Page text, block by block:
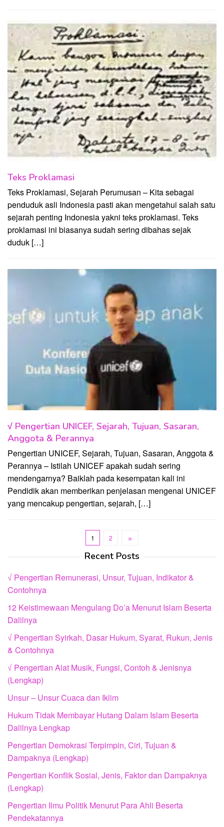
Teks Proklamasi
Teks Proklamasi, Sejarah Perumusan – Kita sebagai
penduduk asli Indonesia pasti akan mengetahui salah satu
sejarah penting Indonesia yakni teks proklamasi. Teks
proklamasi ini biasanya sudah sering dibahas sejak
duduk […]
√ Pengertian UNICEF, Sejarah, Tujuan, Sasaran,
Anggota & Perannya
Pengertian UNICEF, Sejarah, Tujuan, Sasaran, Anggota &
Perannya – Istilah UNICEF apakah sudah sering
mendengarnya? Baiklah pada kesempatan kali ini
Pendidik akan memberikan penjelasan mengenai UNICEF
yang mencakup pengertian, sejarah, […]
1 2
Recent Posts
√ Pengertian Remunerasi, Unsur, Tujuan, Indikator &
Contohnya
12 Keistimewaan Mengulang Do’a Menurut Islam Beserta
Dalilnya
√ Pengertian Syirkah, Dasar Hukum, Syarat, Rukun, Jenis
& Contohnya
√ Pengertian Alat Musik, Fungsi, Contoh & Jenisnya
(Lengkap)
Unsur – Unsur Cuaca dan Iklim
Hukum Tidak Membayar Hutang Dalam Islam Beserta
Dalilnya Lengkap
Pengertian Demokrasi Terpimpin, Ciri, Tujuan &
Dampaknya (Lengkap)
Pengertian Konflik Sosial, Jenis, Faktor dan Dampaknya
(Lengkap)
Pengertian Ilmu Politik Menurut Para Ahli Beserta
Pendekatannya